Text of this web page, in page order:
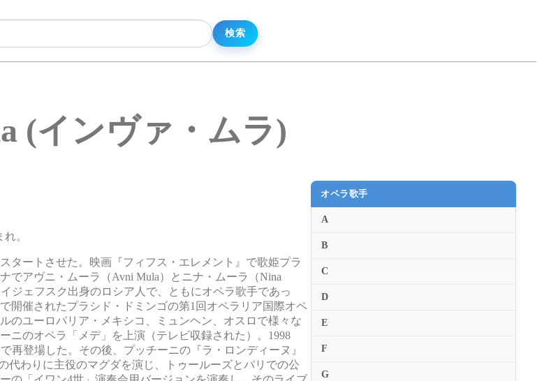
(インヴァ・ムラ)
。
タートさせた。映画『フィフス・エレメント』で歌姫プラ
でアヴニ・ムーラ（Avni Mula）とニナ・ムーラ（Nina
ジェフスク出身のロシア人で、ともにオペラ歌手であっ
開催されたプラシド・ドミンゴの第1回オペラリア国際オペ
のユーロパリア・メキシコ、ミュンヘン、オスロで様々な
ニのオペラ「メデ」を上演（テレビ収録された）。1998
登場した。その後、プッチーニの『ラ・ロンディーヌ』
代わりに主役のマグダを演じ、トゥールーズとパリでの公
オペラ歌手
A
B
C
D
E
F
G